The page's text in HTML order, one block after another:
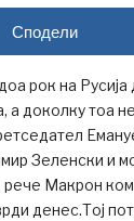
Сподели
рок на
а доколку тоа
Зеленски и
рече Макрон
денес.Тој